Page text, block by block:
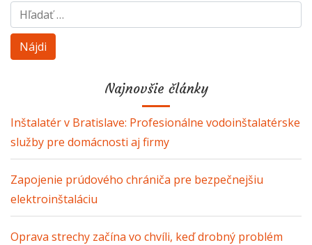
Hľadať:
Najnovšie články
Inštalatér v Bratislave: Profesionálne vodoinštalatérske
služby pre domácnosti aj firmy
Zapojenie prúdového chrániča pre bezpečnejšiu
elektroinštaláciu
Oprava strechy začína vo chvíli, keď drobný problém